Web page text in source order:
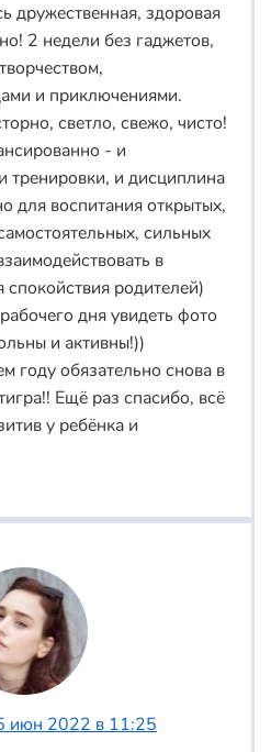
дружественная, здоровая
2 недели без гаджетов,
и приключениями.
светло, свежо, чисто!
- и
тренировки, и дисциплина
для воспитания открытых,
сильных
в
родителей)
дня увидеть фото
и активны!))
году обязательно снова в
Ещё раз спасибо, всё
у ребёнка и
июн 2022 в 11:25